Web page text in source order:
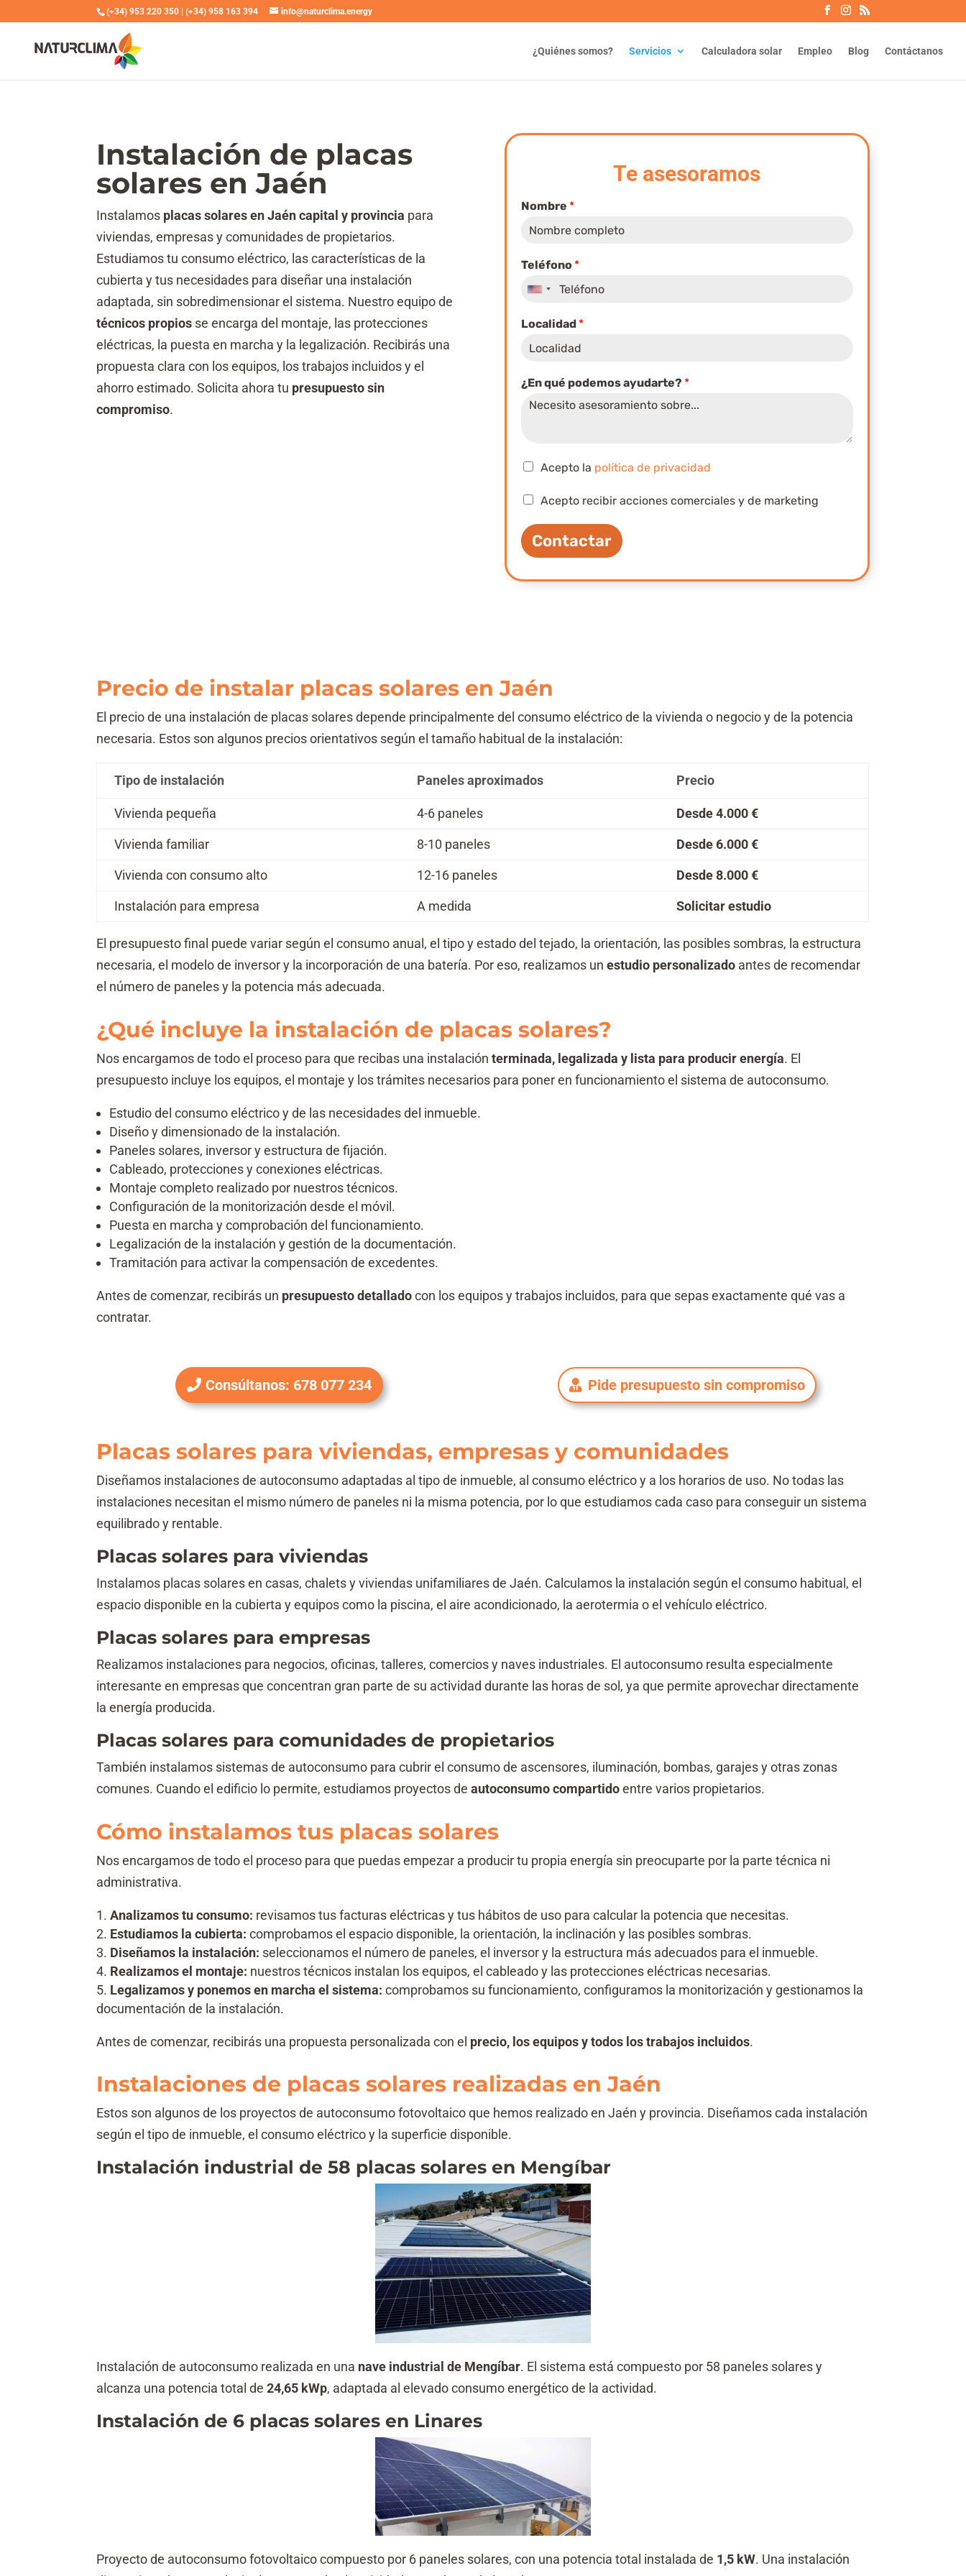
(+34) 953 220 350 |(+34) 958 163 394 info@naturclima.energy
¿Quiénes somos? Servicios Calculadora solar Empleo Blog Contáctanos
Instalación de placas
solares en Jaén
Instalamos placas solares en Jaén capital y provincia para
viviendas, empresas y comunidades de propietarios.
Estudiamos tu consumo eléctrico, las características de la
cubierta y tus necesidades para diseñar una instalación
adaptada, sin sobredimensionar el sistema. Nuestro equipo de
técnicos propios se encarga del montaje, las protecciones
eléctricas, la puesta en marcha y la legalización. Recibirás una
propuesta clara con los equipos, los trabajos incluidos y el
ahorro estimado. Solicita ahora tu presupuesto sin
compromiso.
Te asesoramos
Nombre *
Teléfono *
United
States
N
o
m
e
Localidad *
¿En qué podemos ayudarte? *
C
s
i
l
a
d
c
c
i
*
Acepto la política de privacidad
u
v
e
i
n
e
l
o
C
s
i
l
a
i
f
i
a
ó
Acepto recibir acciones comerciales y de marketing
Contactar
Precio de instalar placas solares en Jaén
El precio de una instalación de placas solares depende principalmente del consumo eléctrico de la vivienda o negocio y de la potencia
necesaria. Estos son algunos precios orientativos según el tamaño habitual de la instalación:
Tipo de instalación Paneles aproximados Precio
Vivienda pequeña 4-6 paneles Desde 4.000 €
Vivienda familiar 8-10 paneles Desde 6.000 €
Vivienda con consumo alto 12-16 paneles Desde 8.000 €
Instalación para empresa A medida Solicitar estudio
El presupuesto final puede variar según el consumo anual, el tipo y estado del tejado, la orientación, las posibles sombras, la estructura
necesaria, el modelo de inversor y la incorporación de una batería. Por eso, realizamos unestudio personalizado antes de recomendar
el número de paneles y la potencia más adecuada.
¿Qué incluye la instalación de placas solares?
Nos encargamos de todo el proceso para que recibas una instalaciónterminada, legalizada y lista para producir energía. El
presupuesto incluye los equipos, el montaje y los trámites necesarios para poner en funcionamiento el sistema de autoconsumo.
Estudio del consumo eléctrico y de las necesidades del inmueble.
Diseño y dimensionado de la instalación.
Paneles solares, inversor y estructura de fijación.
Cableado, protecciones y conexiones eléctricas.
Montaje completo realizado por nuestros técnicos.
Configuración de la monitorización desde el móvil.
Puesta en marcha y comprobación del funcionamiento.
Legalización de la instalación y gestión de la documentación.
Tramitación para activar la compensación de excedentes.
Antes de comenzar, recibirás un presupuesto detalladocon los equipos y trabajos incluidos, para que sepas exactamente qué vas a
contratar.
Consúltanos: 678 077 234 Pide presupuesto sin compromiso
Placas solares para viviendas, empresas y comunidades
Diseñamos instalaciones de autoconsumo adaptadas al tipo de inmueble, al consumo eléctrico y a los horarios de uso. No todas las
instalaciones necesitan el mismo número de paneles ni la misma potencia, por lo que estudiamos cada caso para conseguir un sistema
equilibrado y rentable.
Placas solares para viviendas
Instalamos placas solares en casas, chalets y viviendas unifamiliares de Jaén. Calculamos la instalación según el consumo habitual, el
espacio disponible en la cubierta y equipos como la piscina, el aire acondicionado, la aerotermia o el vehículo eléctrico.
Placas solares para empresas
Realizamos instalaciones para negocios, oficinas, talleres, comercios y naves industriales. El autoconsumo resulta especialmente
interesante en empresas que concentran gran parte de su actividad durante las horas de sol, ya que permite aprovechar directamente
la energía producida.
Placas solares para comunidades de propietarios
También instalamos sistemas de autoconsumo para cubrir el consumo de ascensores, iluminación, bombas, garajes y otras zonas
comunes. Cuando el edificio lo permite, estudiamos proyectos deautoconsumo compartidoentre varios propietarios.
Cómo instalamos tus placas solares
Nos encargamos de todo el proceso para que puedas empezar a producir tu propia energía sin preocuparte por la parte técnica ni
administrativa.
Analizamos tu consumo: revisamos tus facturas eléctricas y tus hábitos de uso para calcular la potencia que necesitas.
Estudiamos la cubierta: comprobamos el espacio disponible, la orientación, la inclinación y las posibles sombras.
Diseñamos la instalación: seleccionamos el número de paneles, el inversor y la estructura más adecuados para el inmueble.
Realizamos el montaje: nuestros técnicos instalan los equipos, el cableado y las protecciones eléctricas necesarias.
Legalizamos y ponemos en marcha el sistema: comprobamos su funcionamiento, configuramos la monitorización y gestionamos la
documentación de la instalación.
Antes de comenzar, recibirás una propuesta personalizada con el precio, los equipos y todos los trabajos incluidos.
Instalaciones de placas solares realizadas en Jaén
Estos son algunos de los proyectos de autoconsumo fotovoltaico que hemos realizado en Jaén y provincia. Diseñamos cada instalación
según el tipo de inmueble, el consumo eléctrico y la superficie disponible.
Instalación industrial de 58 placas solares en Mengíbar
Instalación de autoconsumo realizada en una nave industrial de Mengíbar. El sistema está compuesto por 58 paneles solares y
alcanza una potencia total de24,65 kWp, adaptada al elevado consumo energético de la actividad.
Instalación de 6 placas solares en Linares
Proyecto de autoconsumo fotovoltaico compuesto por 6 paneles solares, con una potencia total instalada de 1,5 kW. Una instalación